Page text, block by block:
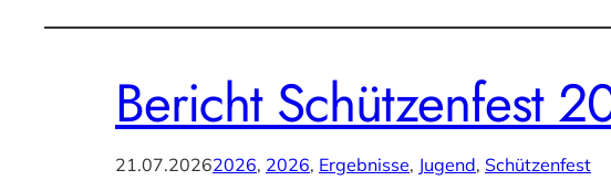
Bericht Schützenfest
21.07.20262026, 2026, Ergebnisse, Jugend, Schützenfest